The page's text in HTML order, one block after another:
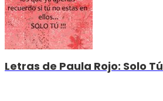
Letras de Paula Rojo: Solo Tú